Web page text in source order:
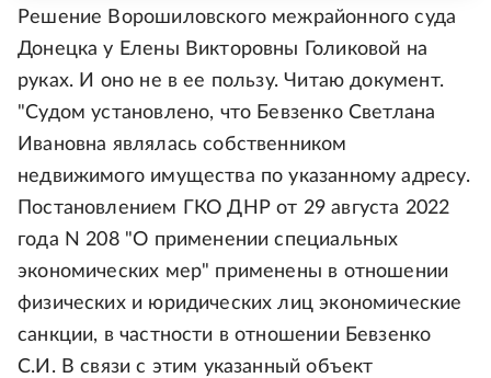
Решение Ворошиловского межрайонного суда
Донецка у Елены Викторовны Голиковой на
руках. И оно не в ее пользу. Читаю документ.
"Судом установлено, что Бевзенко Светлана
Ивановна являлась собственником
недвижимого имущества по указанному адресу.
Постановлением ГКО ДНР от 29 августа 2022
года N 208 "О применении специальных
экономических мер" применены в отношении
физических и юридических лиц экономические
санкции, в частности в отношении Бевзенко
С.И. В связи с этим указанный объект